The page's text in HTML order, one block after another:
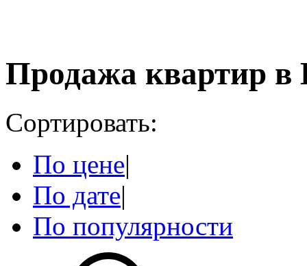
Продажа квартир в
Сортировать:
По цене|
По дате|
По популярности